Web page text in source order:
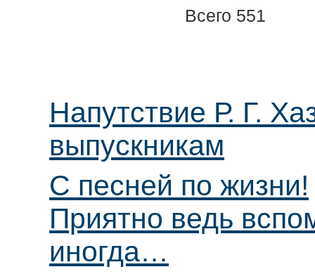
Всего 551
Напутствие Р. Г.
выпускникам
С песней по жизни!
Приятно ведь
иногда…